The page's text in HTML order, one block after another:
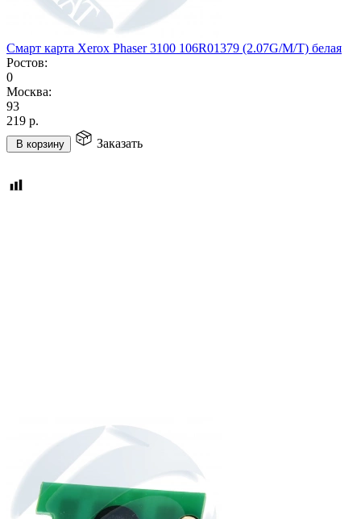
Смарт карта Xerox Phaser 3100 106R01379 (2.07G/M/T) белая
Ростов:
0
Москва:
93
219 р.
В корзину Заказать